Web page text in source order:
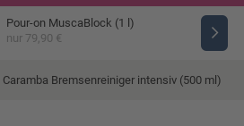
Pour-on MuscaBlock (1 l)
nur 79,90 €
Caramba Bremsenreiniger intensiv (500 ml)